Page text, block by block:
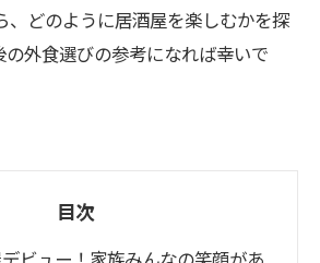
、どのように居酒屋を楽しむかを探
の外食選びの参考になれば幸いで
目次